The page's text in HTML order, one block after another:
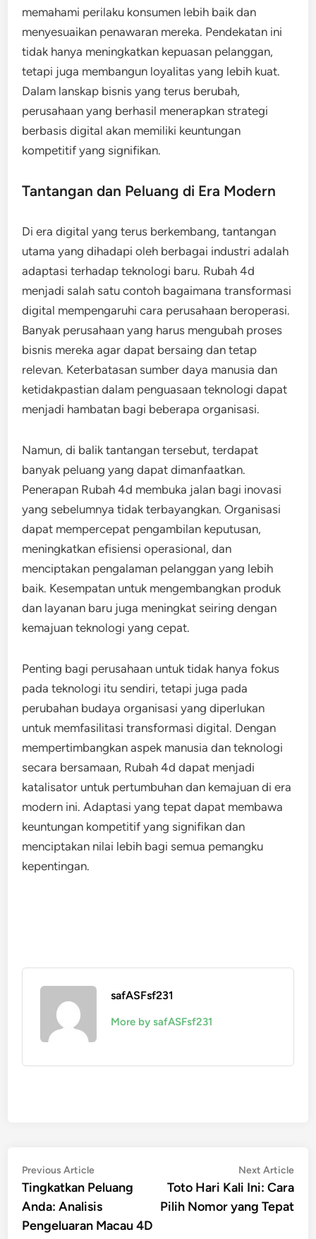
memahami perilaku konsumen lebih baik dan
menyesuaikan penawaran mereka. Pendekatan ini
tidak hanya meningkatkan kepuasan pelanggan,
tetapi juga membangun loyalitas yang lebih kuat.
Dalam lanskap bisnis yang terus berubah,
perusahaan yang berhasil menerapkan strategi
berbasis digital akan memiliki keuntungan
kompetitif yang signifikan.
Tantangan dan Peluang di Era Modern
Di era digital yang terus berkembang, tantangan
utama yang dihadapi oleh berbagai industri adalah
adaptasi terhadap teknologi baru. Rubah 4d
menjadi salah satu contoh bagaimana transformasi
digital mempengaruhi cara perusahaan beroperasi.
Banyak perusahaan yang harus mengubah proses
bisnis mereka agar dapat bersaing dan tetap
relevan. Keterbatasan sumber daya manusia dan
ketidakpastian dalam penguasaan teknologi dapat
menjadi hambatan bagi beberapa organisasi.
Namun, di balik tantangan tersebut, terdapat
banyak peluang yang dapat dimanfaatkan.
Penerapan Rubah 4d membuka jalan bagi inovasi
yang sebelumnya tidak terbayangkan. Organisasi
dapat mempercepat pengambilan keputusan,
meningkatkan efisiensi operasional, dan
menciptakan pengalaman pelanggan yang lebih
baik. Kesempatan untuk mengembangkan produk
dan layanan baru juga meningkat seiring dengan
kemajuan teknologi yang cepat.
Penting bagi perusahaan untuk tidak hanya fokus
pada teknologi itu sendiri, tetapi juga pada
perubahan budaya organisasi yang diperlukan
untuk memfasilitasi transformasi digital. Dengan
mempertimbangkan aspek manusia dan teknologi
secara bersamaan, Rubah 4d dapat menjadi
katalisator untuk pertumbuhan dan kemajuan di era
modern ini. Adaptasi yang tepat dapat membawa
keuntungan kompetitif yang signifikan dan
menciptakan nilai lebih bagi semua pemangku
kepentingan.
safASFsf231
More by safASFsf231
Post
navigation
Previous ArticlePrevious
article:
Tingkatkan Peluang
Anda: Analisis
Pengeluaran Macau 4D
Next Article
Toto Hari Kali Ini: Cara
Pilih Nomor yang Tepat